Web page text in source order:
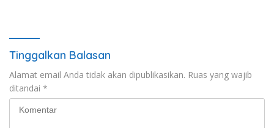
Tinggalkan Balasan
Alamat email Anda tidak akan dipublikasikan. Ruas yang wajib
ditandai *